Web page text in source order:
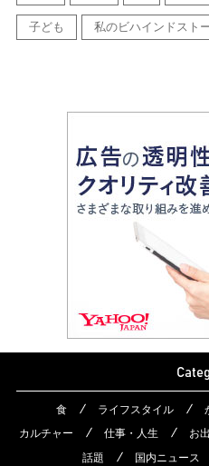
子ども 私のビハインドスト
食 ライフスタイル
カルチャー
仕事・人生 お
話題
国内ニュース